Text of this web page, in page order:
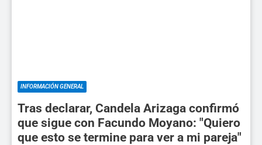
INFORMACIÓN GENERAL
Tras declarar, Candela Arizaga confirmó
que sigue con Facundo Moyano: "Quiero
que esto se termine para ver a mi pareja"